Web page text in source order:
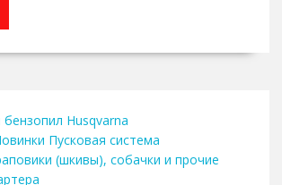
бензопил Husqvarna
Пусковая система
(шкивы), собачки и прочие